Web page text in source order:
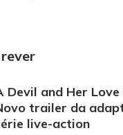
Devil and Her Love
trailer da
live-action